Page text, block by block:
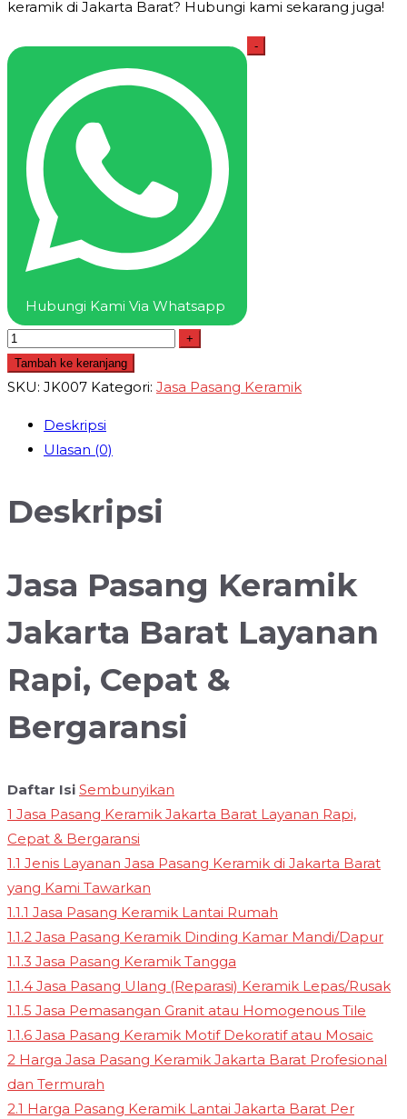
keramik di Jakarta Barat? Hubungi kami sekarang juga!
Hubungi Kami Via Whatsapp
-
+
Tambah ke keranjang
SKU: JK007 Kategori: Jasa Pasang Keramik
Deskripsi
Ulasan (0)
Deskripsi
Jasa Pasang Keramik
Jakarta Barat Layanan
Rapi, Cepat &
Bergaransi
Daftar Isi Sembunyikan
1 Jasa Pasang Keramik Jakarta Barat Layanan Rapi,
Cepat & Bergaransi
1.1 Jenis Layanan Jasa Pasang Keramik di Jakarta Barat
yang Kami Tawarkan
1.1.1 Jasa Pasang Keramik Lantai Rumah
1.1.2 Jasa Pasang Keramik Dinding Kamar Mandi/Dapur
1.1.3 Jasa Pasang Keramik Tangga
1.1.4 Jasa Pasang Ulang (Reparasi) Keramik Lepas/Rusak
1.1.5 Jasa Pemasangan Granit atau Homogenous Tile
1.1.6 Jasa Pasang Keramik Motif Dekoratif atau Mosaic
2 Harga Jasa Pasang Keramik Jakarta Barat Profesional
dan Termurah
2.1 Harga Pasang Keramik Lantai Jakarta Barat Per